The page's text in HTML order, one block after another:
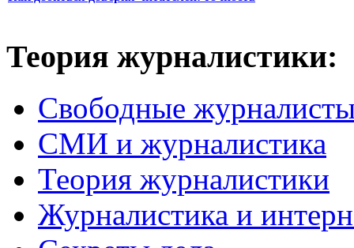
Теория журналистики:
Свободные
СМИ и журналистика
Теория журналистики
Журналистика и